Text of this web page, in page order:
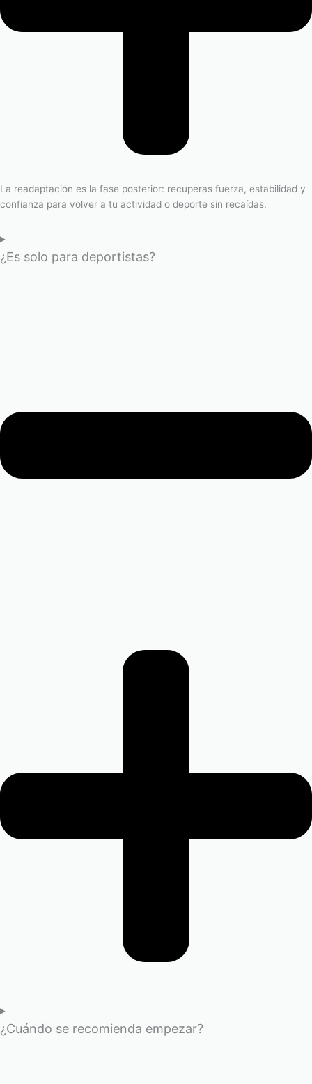
La readaptación es la fase posterior: recuperas fuerza, estabilidad y
confianza para volver a tu actividad o deporte sin recaídas.
¿Es solo para deportistas?
¿Cuándo se recomienda empezar?